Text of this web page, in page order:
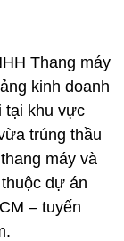
Thang máy
kinh doanh
tại khu vực
trúng thầu
máy và
dự án
– tuyến